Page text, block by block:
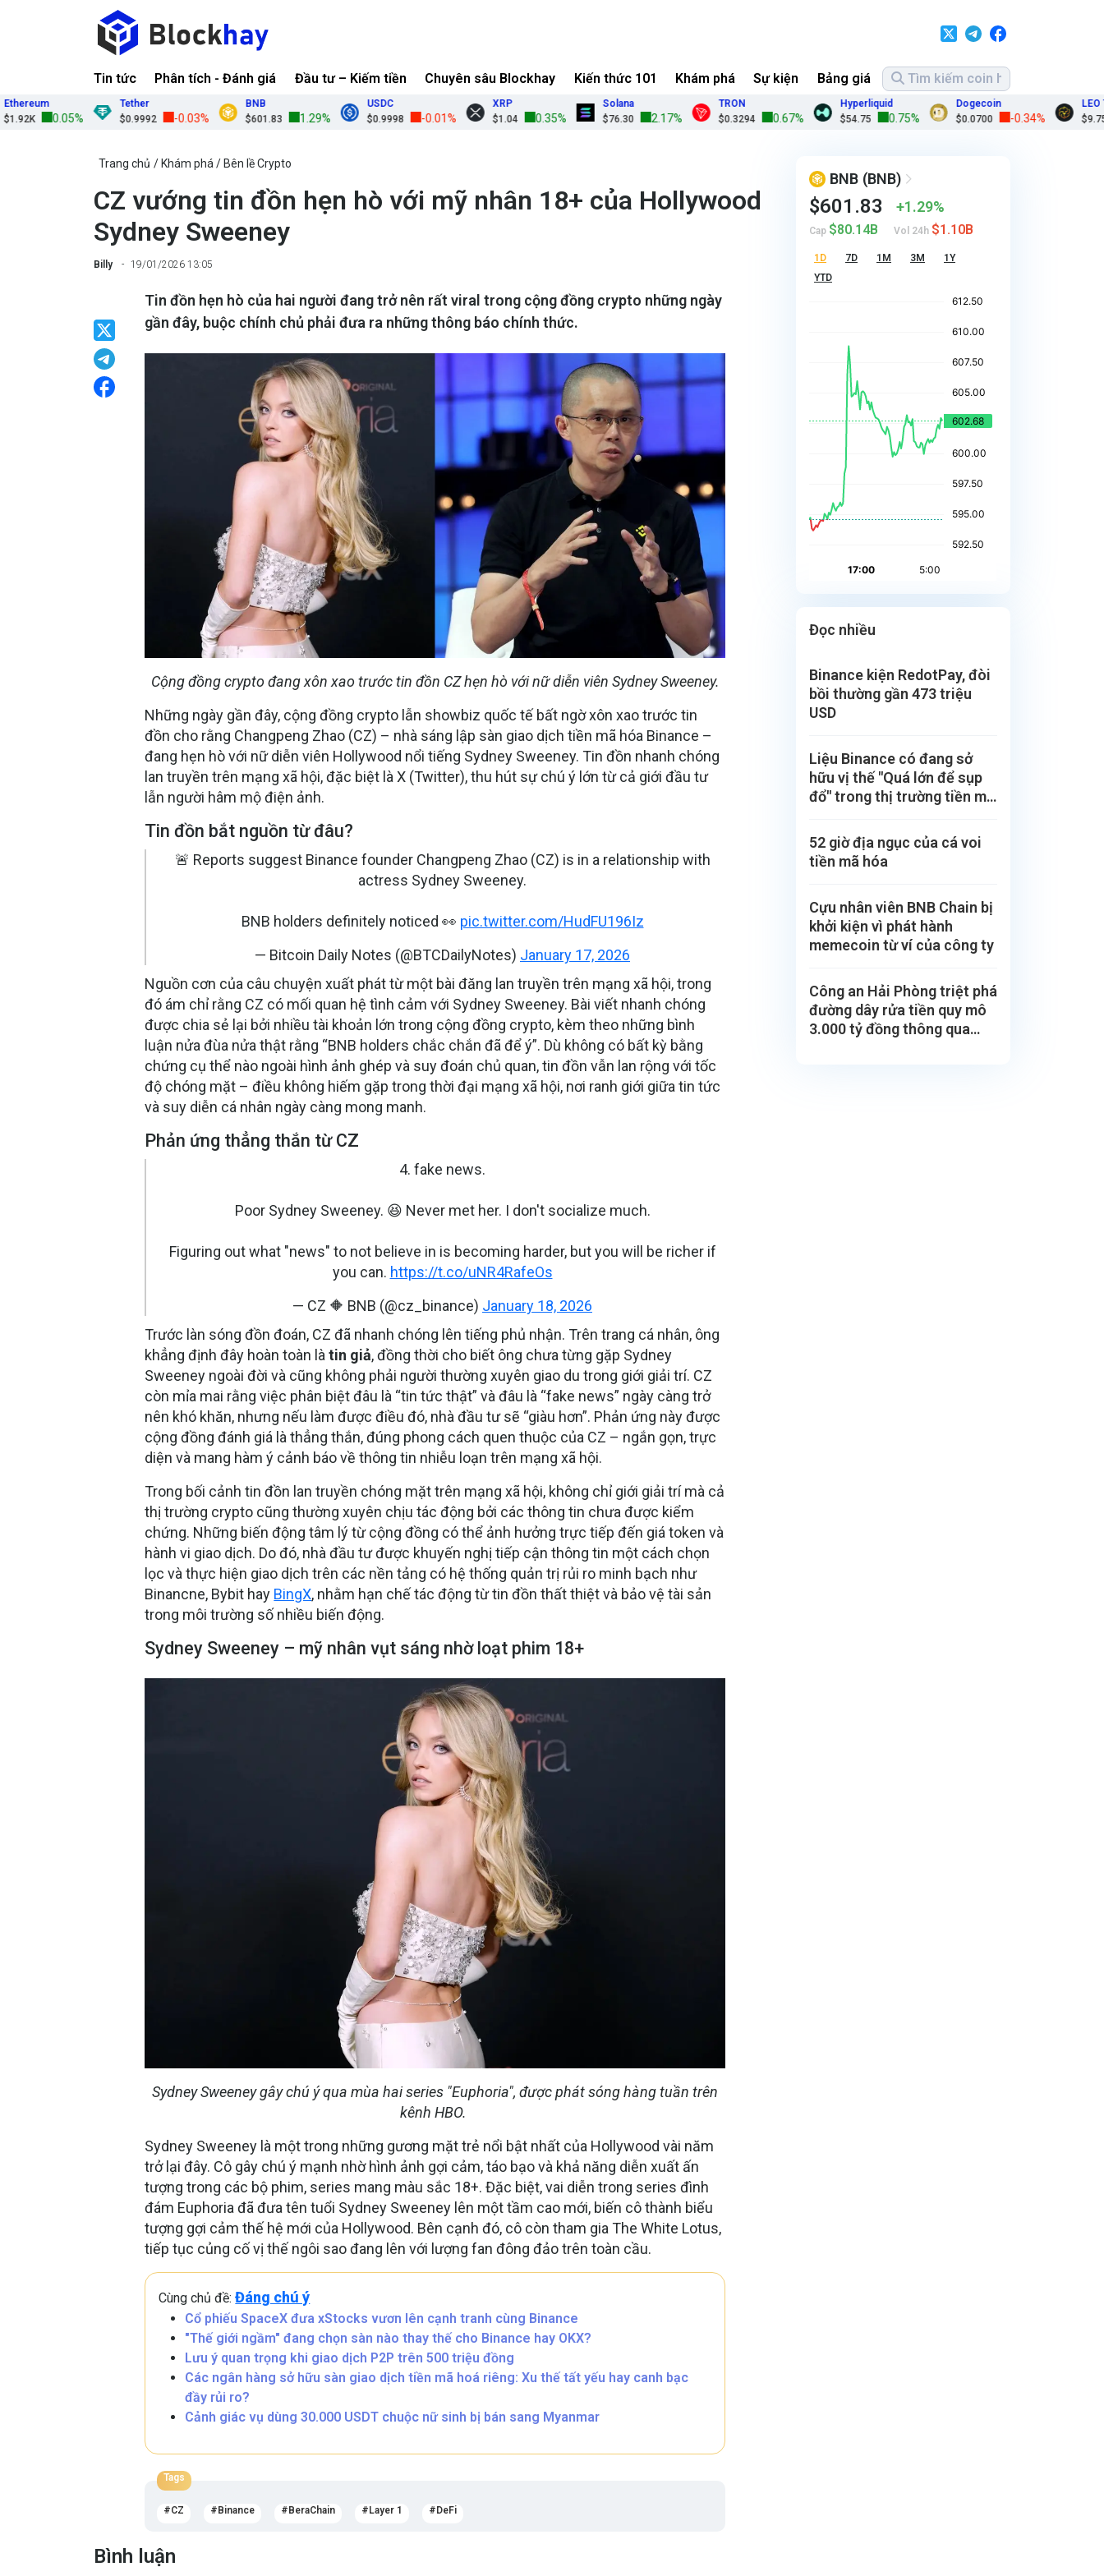
Tin tức Phân tích - Đánh giá Đầu tư – Kiếm tiền Chuyên sâu Blockhay Kiến thức 101 Khám phá Sự kiện Bảng giá
0.05%
Tether
$0.9992
-0.03%
BNB
$601.83
1.29%
USDC
$0.9998
-0.01%
XRP
$1.04
0.35%
Solana
$76.30
2.17%
TRON
$0.3294
0.67%
Hyperliquid
$54.75
0.75%
Dogecoin
$0.0700
-0.34%
LEO Token
$9.75
Trang chủ Khám phá Bên lề Crypto
CZ vướng tin đồn hẹn hò với mỹ nhân 18+ của Hollywood
Sydney Sweeney
Billy 19/01/2026 13:05
Tin đồn hẹn hò của hai người đang trở nên rất viral trong cộng đồng crypto những ngày
gần đây, buộc chính chủ phải đưa ra những thông báo chính thức.
Cộng đồng crypto đang xôn xao trước tin đồn CZ hẹn hò với nữ diễn viên Sydney Sweeney.
Những ngày gần đây, cộng đồng crypto lẫn showbiz quốc tế bất ngờ xôn xao trước tin
đồn cho rằng Changpeng Zhao (CZ) – nhà sáng lập sàn giao dịch tiền mã hóa Binance –
đang hẹn hò với nữ diễn viên Hollywood nổi tiếng Sydney Sweeney. Tin đồn nhanh chóng
lan truyền trên mạng xã hội, đặc biệt là X (Twitter), thu hút sự chú ý lớn từ cả giới đầu tư
lẫn người hâm mộ điện ảnh.
Tin đồn bắt nguồn từ đâu?
🚨 Reports suggest Binance founder Changpeng Zhao (CZ) is in a relationship with
actress Sydney Sweeney.
BNB holders definitely noticed 👀 pic.twitter.com/HudFU196Iz
— Bitcoin Daily Notes (@BTCDailyNotes) January 17, 2026
Nguồn cơn của câu chuyện xuất phát từ một bài đăng lan truyền trên mạng xã hội, trong
đó ám chỉ rằng CZ có mối quan hệ tình cảm với Sydney Sweeney. Bài viết nhanh chóng
được chia sẻ lại bởi nhiều tài khoản lớn trong cộng đồng crypto, kèm theo những bình
luận nửa đùa nửa thật rằng “BNB holders chắc chắn đã để ý”. Dù không có bất kỳ bằng
chứng cụ thể nào ngoài hình ảnh ghép và suy đoán chủ quan, tin đồn vẫn lan rộng với tốc
độ chóng mặt – điều không hiếm gặp trong thời đại mạng xã hội, nơi ranh giới giữa tin tức
và suy diễn cá nhân ngày càng mong manh.
Phản ứng thẳng thắn từ CZ
4. fake news.
Poor Sydney Sweeney. 😆 Never met her. I don't socialize much.
Figuring out what "news" to not believe in is becoming harder, but you will be richer if
you can. https://t.co/uNR4RafeOs
— CZ 🔶 BNB (@cz_binance) January 18, 2026
Trước làn sóng đồn đoán, CZ đã nhanh chóng lên tiếng phủ nhận. Trên trang cá nhân, ông
khẳng định đây hoàn toàn làtin giả, đồng thời cho biết ông chưa từng gặp Sydney
Sweeney ngoài đời và cũng không phải người thường xuyên giao du trong giới giải trí. CZ
còn mỉa mai rằng việc phân biệt đâu là “tin tức thật” và đâu là “fake news” ngày càng trở
nên khó khăn, nhưng nếu làm được điều đó, nhà đầu tư sẽ “giàu hơn”. Phản ứng này được
cộng đồng đánh giá là thẳng thắn, đúng phong cách quen thuộc của CZ – ngắn gọn, trực
diện và mang hàm ý cảnh báo về thông tin nhiễu loạn trên mạng xã hội.
Trong bối cảnh tin đồn lan truyền chóng mặt trên mạng xã hội, không chỉ giới giải trí mà cả
thị trường crypto cũng thường xuyên chịu tác động bởi các thông tin chưa được kiểm
chứng. Những biến động tâm lý từ cộng đồng có thể ảnh hưởng trực tiếp đến giá token và
hành vi giao dịch. Do đó, nhà đầu tư được khuyến nghị tiếp cận thông tin một cách chọn
lọc và thực hiện giao dịch trên các nền tảng có hệ thống quản trị rủi ro minh bạch như
Binancne, Bybit hay BingX, nhằm hạn chế tác động từ tin đồn thất thiệt và bảo vệ tài sản
trong môi trường số nhiều biến động.
Sydney Sweeney – mỹ nhân vụt sáng nhờ loạt phim 18+
Sydney Sweeney gây chú ý qua mùa hai series "Euphoria", được phát sóng hàng tuần trên
kênh HBO.
Sydney Sweeney là một trong những gương mặt trẻ nổi bật nhất của Hollywood vài năm
trở lại đây. Cô gây chú ý mạnh nhờ hình ảnh gợi cảm, táo bạo và khả năng diễn xuất ấn
tượng trong các bộ phim, series mang màu sắc 18+. Đặc biệt, vai diễn trong series đình
đám Euphoria đã đưa tên tuổi Sydney Sweeney lên một tầm cao mới, biến cô thành biểu
tượng gợi cảm thế hệ mới của Hollywood. Bên cạnh đó, cô còn tham giaThe White Lotus,
tiếp tục củng cố vị thế ngôi sao đang lên với lượng fan đông đảo trên toàn cầu.
Cùng chủ đề:Đáng chú ý
Cổ phiếu SpaceX đưa xStocks vươn lên cạnh tranh cùng Binance
"Thế giới ngầm" đang chọn sàn nào thay thế cho Binance hay OKX?
Lưu ý quan trọng khi giao dịch P2P trên 500 triệu đồng
Các ngân hàng sở hữu sàn giao dịch tiền mã hoá riêng: Xu thế tất yếu hay canh bạc
đầy rủi ro?
Cảnh giác vụ dùng 30.000 USDT chuộc nữ sinh bị bán sang Myanmar
Tags
CZ Binance BeraChain Layer 1 DeFi
Bình luận
BNB (BNB)
$601.83 1.29%
Cap $80.14B Vol 24h $1.10B
1D 7D 1M 3M
1Y
YTD
Đọc nhiều
Binance kiện RedotPay, đòi
bồi thường gần 473 triệu
USD
Liệu Binance có đang sở
hữu vị thế "Quá lớn để sụp
đổ" trong thị trường tiền mã
52 giờ địa ngục của cá voi
tiền mã hóa
Cựu nhân viên BNB Chain bị
khởi kiện vì phát hành
memecoin từ ví của công ty
Công an Hải Phòng triệt phá
đường dây rửa tiền quy mô
3.000 tỷ đồng thông qua